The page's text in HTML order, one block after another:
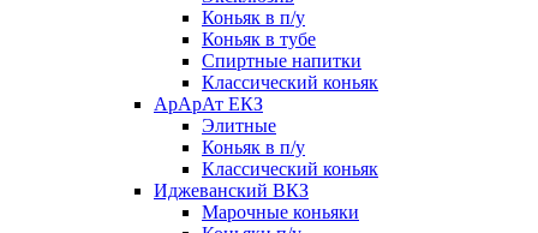
Коньяк в п/у
Коньяк в тубе
Спиртные напитки
Классический коньяк
АрАрАт ЕКЗ
Элитные
Коньяк в п/у
Классический коньяк
Иджеванский ВКЗ
Марочные коньяки